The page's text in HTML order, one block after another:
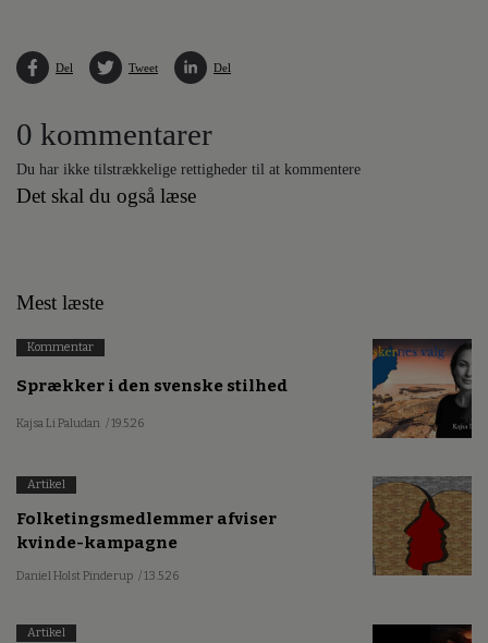
Del Tweet Del
0 kommentarer
Du har ikke tilstrækkelige rettigheder til at kommentere
Det skal du også læse
Mest læste
Kommentar
Sprækker i den svenske stilhed
Kajsa Li Paludan / 19.5.26
Artikel
Folketingsmedlemmer afviser
kvinde-kampagne
Daniel Holst Pinderup / 13.5.26
Artikel